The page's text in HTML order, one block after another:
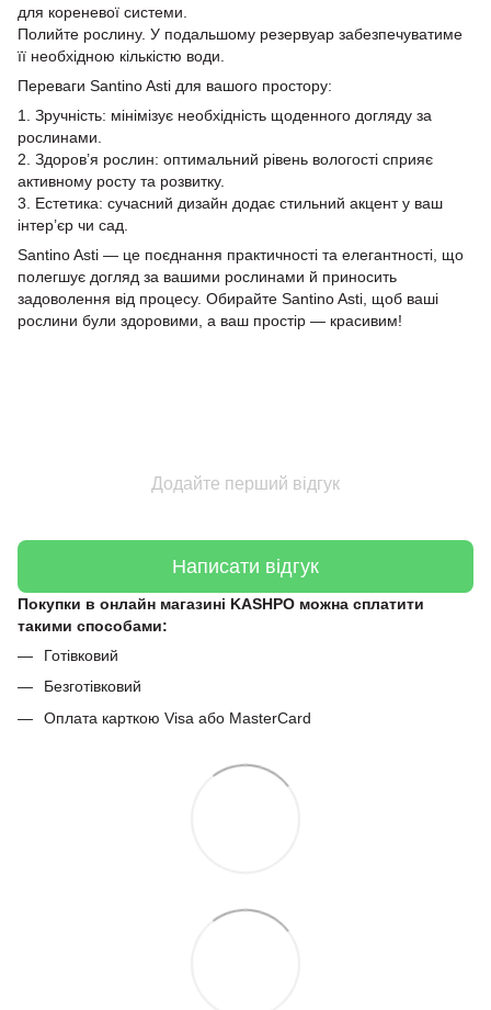
для кореневої системи.
Полийте рослину. У подальшому резервуар забезпечуватиме
її необхідною кількістю води.
Переваги Santino Asti для вашого простору:
1. Зручність: мінімізує необхідність щоденного догляду за
рослинами.
2. Здоров’я рослин: оптимальний рівень вологості сприяє
активному росту та розвитку.
3. Естетика: сучасний дизайн додає стильний акцент у ваш
інтер’єр чи сад.
Santino Asti — це поєднання практичності та елегантності, що
полегшує догляд за вашими рослинами й приносить
задоволення від процесу. Обирайте Santino Asti, щоб ваші
рослини були здоровими, а ваш простір — красивим!
Додайте перший відгук
Написати відгук
Покупки в онлайн магазині KASHPO можна сплатити
такими способами:
Готівковий
Безготівковий
Оплата карткою Visa або MasterCard